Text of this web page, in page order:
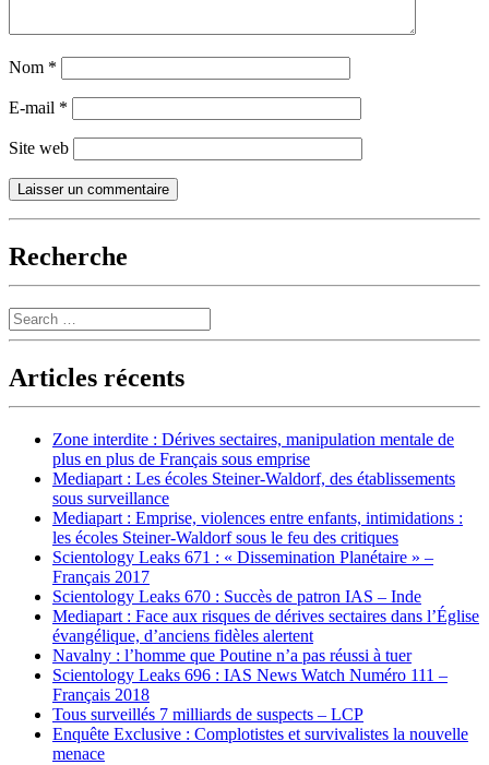
Nom *
E-mail *
Site web
Recherche
Search
Articles récents
Zone interdite : Dérives sectaires, manipulation mentale de
plus en plus de Français sous emprise
Mediapart : Les écoles Steiner-Waldorf, des établissements
sous surveillance
Mediapart : Emprise, violences entre enfants, intimidations :
les écoles Steiner-Waldorf sous le feu des critiques
Scientology Leaks 671 : « Dissemination Planétaire » –
Français 2017
Scientology Leaks 670 : Succès de patron IAS – Inde
Mediapart : Face aux risques de dérives sectaires dans l’Église
évangélique, d’anciens fidèles alertent
Navalny : l’homme que Poutine n’a pas réussi à tuer
Scientology Leaks 696 : IAS News Watch Numéro 111 –
Français 2018
Tous surveillés 7 milliards de suspects – LCP
Enquête Exclusive : Complotistes et survivalistes la nouvelle
menace